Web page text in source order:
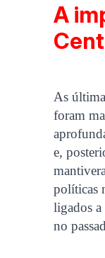
A
As
foram
e,
políticas
ligados a
no